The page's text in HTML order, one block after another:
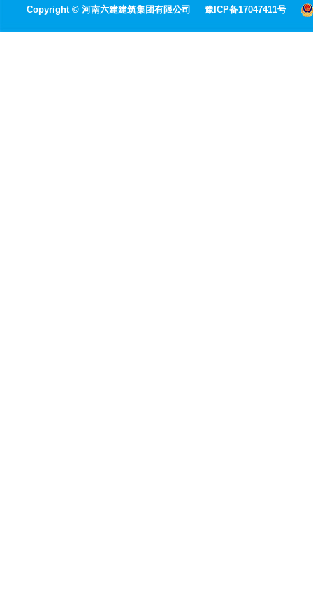
Copyright © 河南六建建筑集团有限公司 豫ICP备17047411号